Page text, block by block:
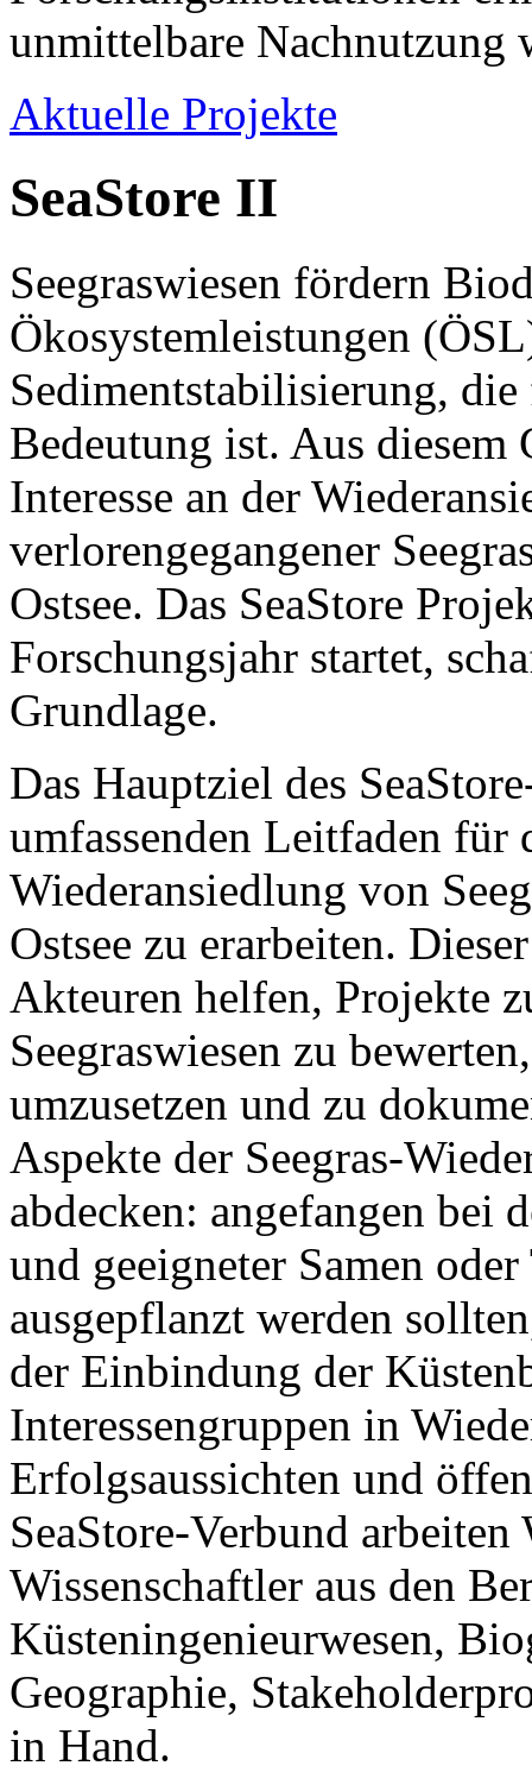
unmittelbare Nachnutzung
Aktuelle Projekte
SeaStore II
Seegraswiesen fördern
Ökosystemleistungen
Sedimentstabilisierung,
Bedeutung ist. Aus diesem
Interesse an der
verlorengegangener
Ostsee. Das SeaStore
Forschungsjahr startet,
Grundlage.
Das Hauptziel des
umfassenden Leitfaden für
Wiederansiedlung von
Ostsee zu erarbeiten.
Akteuren helfen, Projekte
Seegraswiesen zu
umzusetzen und zu
Aspekte der Seegras-
abdecken: angefangen bei
und geeigneter Samen
ausgepflanzt werden
der Einbindung der
Interessengruppen in
Erfolgsaussichten und
SeaStore-Verbund
Wissenschaftler aus den
Küsteningenieurwesen,
Geographie,
in Hand.